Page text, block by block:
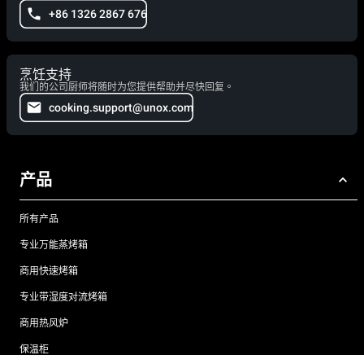
+86 1326 2867 676
烹饪支持
我们的公司厨师将随时为您提供帮助并尽快回复。
cooking.support@unox.com
产品
所有产品
专业万能蒸烤箱
商用快速烤箱
专业带湿度对流烤箱
商用热风炉
保温柜